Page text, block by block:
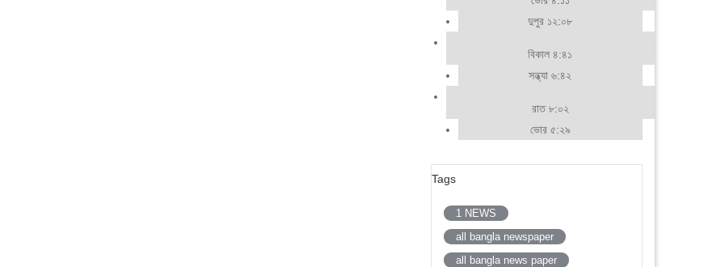
দুপুর ১২:০৮
বিকাল ৪:৪১
সন্ধ্যা ৬:৪২
রাত ৮:০২
ভোর ৫:২৯
Tags
1 NEWS
all bangla newspaper
all bangla news paper